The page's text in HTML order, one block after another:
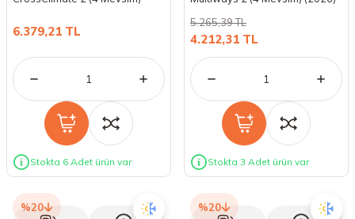
18 Lastikler
19 Lastikler
20 Lastikler
21 Lastikler
22 Lastikler
23 Lastikler
19 Lastikler
6.379,21 TL
Stokta 6 Adet ürün var
4.212,31 TL
5.265,39 TL
Stokta 3 Adet ürün var
%20 %20